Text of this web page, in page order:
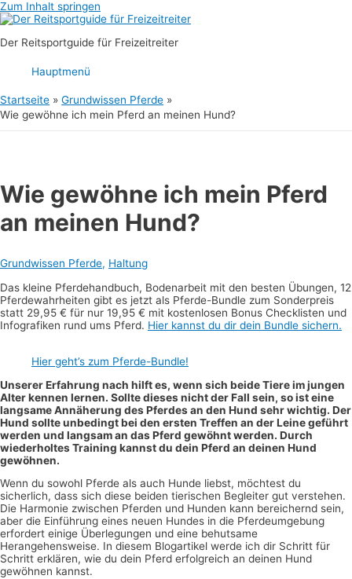
Zum Inhalt springen
Der Reitsportguide für Freizeitreiter
Hauptmenü
Startseite
Grundwissen Pferde
Wie gewöhne ich mein Pferd an meinen Hund?
Wie gewöhne ich mein Pferd
an meinen Hund?
Grundwissen Pferde, Haltung
Das kleine Pferdehandbuch, Bodenarbeit mit den besten Übungen, 12
Pferdewahrheiten gibt es jetzt als Pferde-Bundle zum Sonderpreis
statt 29,95 € für nur 19,95 € mit kostenlosen Bonus Checklisten und
Infografiken rund ums Pferd. Hier kannst du dir dein Bundle sichern.
Hier geht’s zum Pferde-Bundle!
Unserer Erfahrung nach hilft es, wenn sich beide Tiere im jungen
Alter kennen lernen. Sollte dieses nicht der Fall sein, so ist eine
langsame Annäherung des Pferdes an den Hund sehr wichtig. Der
Hund sollte unbedingt bei den ersten Treffen an der Leine geführt
werden und langsam an das Pferd gewöhnt werden. Durch
wiederholtes Training kannst du dein Pferd an deinen Hund
gewöhnen.
Wenn du sowohl Pferde als auch Hunde liebst, möchtest du
sicherlich, dass sich diese beiden tierischen Begleiter gut verstehen.
Die Harmonie zwischen Pferden und Hunden kann bereichernd sein,
aber die Einführung eines neuen Hundes in die Pferdeumgebung
erfordert einige Überlegungen und eine behutsame
Herangehensweise. In diesem Blogartikel werde ich dir Schritt für
Schritt erklären, wie du dein Pferd erfolgreich an deinen Hund
gewöhnen kannst.